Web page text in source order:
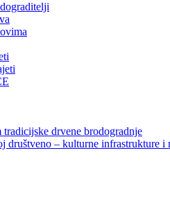
tradicijske drvene brodogradnje
društveno – kulturne infrastrukture